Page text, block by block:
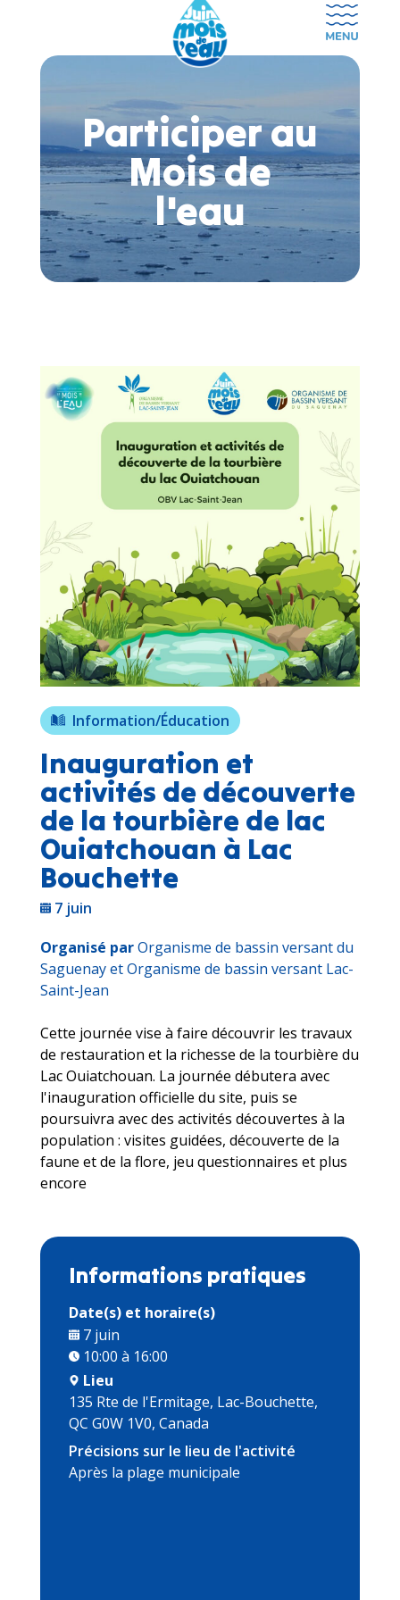
Participer au
Mois de
l'eau
Information/Éducation
Inauguration et
activités de découverte
de la tourbière de lac
Ouiatchouan à Lac
Bouchette
7 juin
Organisé parOrganisme de bassin versant du
Saguenay et Organisme de bassin versant Lac-
Saint-Jean
Cette journée vise à faire découvrir les travaux
de restauration et la richesse de la tourbière du
Lac Ouiatchouan. La journée débutera avec
l'inauguration officielle du site, puis se
poursuivra avec des activités découvertes à la
population : visites guidées, découverte de la
faune et de la flore, jeu questionnaires et plus
encore
Informations pratiques
Date(s) et horaire(s)
7 juin
10:00 à 16:00
Lieu
135 Rte de l'Ermitage, Lac-Bouchette,
QC G0W 1V0, Canada
Précisions sur le lieu de l'activité
Après la plage municipale